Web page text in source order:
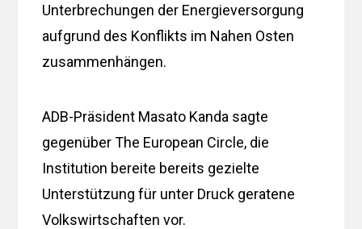
Unterbrechungen der Energieversorgung
aufgrund des Konflikts im Nahen Osten
zusammenhängen.
ADB-Präsident Masato Kanda sagte
gegenüber The European Circle, die
Institution bereite bereits gezielte
Unterstützung für unter Druck geratene
Volkswirtschaften vor.